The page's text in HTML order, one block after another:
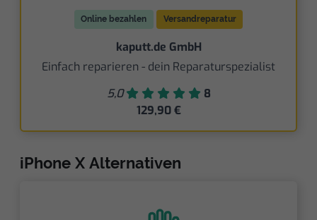
Online bezahlen Versandreparatur
kaputt.de GmbH
Einfach reparieren - dein Reparaturspezialist
5,0
8
129,90 €
iPhone X Alternativen